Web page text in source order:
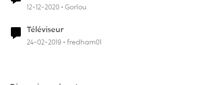
12-12-2020 Gorlou
Téléviseur
24-02-2019 fredham01